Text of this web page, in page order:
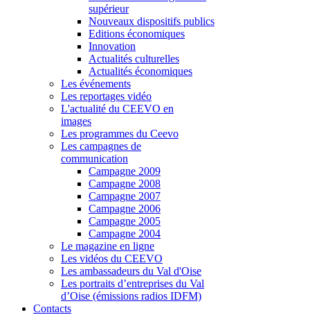
supérieur
Nouveaux dispositifs publics
Editions économiques
Innovation
Actualités culturelles
Actualités économiques
Les événements
Les reportages vidéo
L'actualité du CEEVO en
images
Les programmes du Ceevo
Les campagnes de
communication
Campagne 2009
Campagne 2008
Campagne 2007
Campagne 2006
Campagne 2005
Campagne 2004
Le magazine en ligne
Les vidéos du CEEVO
Les ambassadeurs du Val d'Oise
Les portraits d’entreprises du Val
d’Oise (émissions radios IDFM)
Contacts